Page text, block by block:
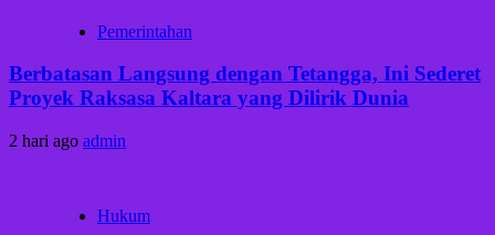
Pemerintahan
Berbatasan Langsung dengan Tetangga, Ini Sederet
Proyek Raksasa Kaltara yang Dilirik Dunia
2 hari ago admin
Hukum